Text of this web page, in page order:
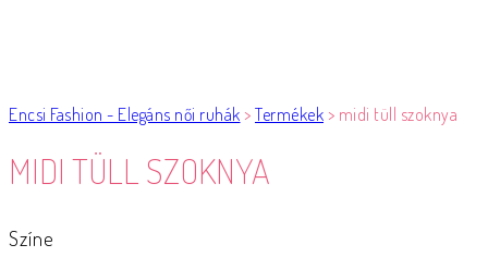
Encsi Fashion - Elegáns női ruhák > Termékek > midi tüll szoknya
MIDI TÜLL SZOKNYA
Színe